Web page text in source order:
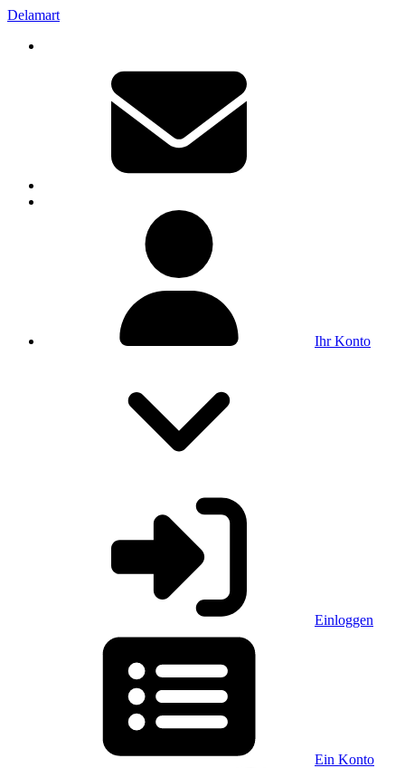
Delamart
Ihr Konto
Einloggen
Ein Konto